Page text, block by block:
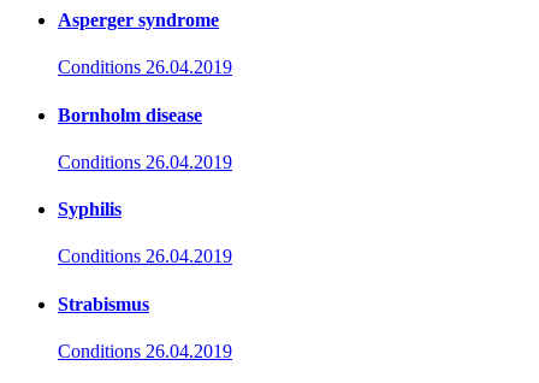
Asperger syndrome
Conditions 26.04.2019
Bornholm disease
Conditions 26.04.2019
Syphilis
Conditions 26.04.2019
Strabismus
Conditions 26.04.2019